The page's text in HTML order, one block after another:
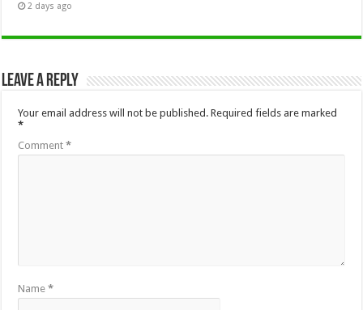
2 days ago
Leave a Reply
Your email address will not be published. Required fields are marked
*
Comment*
Name*